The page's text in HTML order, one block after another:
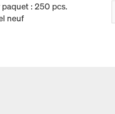
: 250 pcs.
neuf